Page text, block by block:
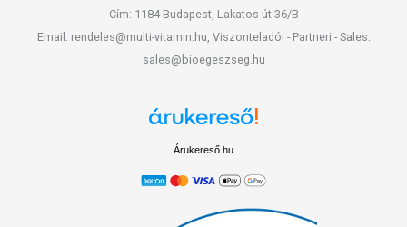
Cím: 1184 Budapest, Lakatos út 36/B
Email: rendeles@multi-vitamin.hu, Viszonteladói - Partneri - Sales:
sales@bioegeszseg.hu
Árukereső.hu